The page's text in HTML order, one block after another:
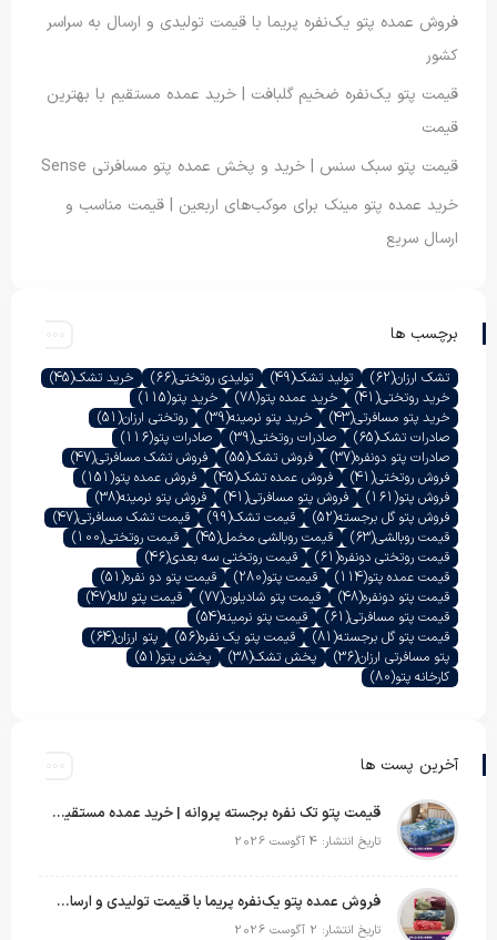
فروش عمده پتو یک‌نفره پریما با قیمت تولیدی و ارسال به سراسر
کشور
قیمت پتو یک‌نفره ضخیم گلبافت | خرید عمده مستقیم با بهترین
قیمت
قیمت پتو سبک سنس | خرید و پخش عمده پتو مسافرتی Sense
خرید عمده پتو مینک برای موکب‌های اربعین | قیمت مناسب و
ارسال سریع
برچسب ها
تشک ارزان(62) تولید تشک(49) تولیدی روتختی(66) خرید تشک(45)
خرید روتختی(41) خرید عمده پتو(78) خرید پتو(115)
خرید پتو مسافرتی(43) خرید پتو نرمینه(39) روتختی ارزان(51)
صادرات تشک(65) صادرات روتختی(39) صادرات پتو(116)
صادرات پتو دونفره(37) فروش تشک(55) فروش تشک مسافرتی(47)
فروش روتختی(41) فروش عمده تشک(45) فروش عمده پتو(151)
فروش پتو(161) فروش پتو مسافرتی(41) فروش پتو نرمینه(38)
فروش پتو گل برجسته(52) قیمت تشک(99) قیمت تشک مسافرتی(47)
قیمت روبالشی(63) قیمت روبالشی مخمل(45) قیمت روتختی(100)
قیمت روتختی دونفره(61) قیمت روتختی سه بعدی(46)
قیمت عمده پتو(114) قیمت پتو(280) قیمت پتو دو نفره(51)
قیمت پتو دونفره(48) قیمت پتو شادیلون(77) قیمت پتو لاله(47)
قیمت پتو مسافرتی(61) قیمت پتو نرمینه(54)
قیمت پتو گل برجسته(81) قیمت پتو یک نفره(56) پتو ارزان(64)
پتو مسافرتی ارزان(36) پخش تشک(38) پخش پتو(51)
کارخانه پتو(80)
آخرین پست ها
قیمت پتو تک نفره برجسته پروانه | خرید عمده مستقیم با بهترین قیمت بازار
تاریخ انتشار: 4 آگوست 2026
فروش عمده پتو یک‌نفره پریما با قیمت تولیدی و ارسال به سراسر کشور
تاریخ انتشار: 2 آگوست 2026